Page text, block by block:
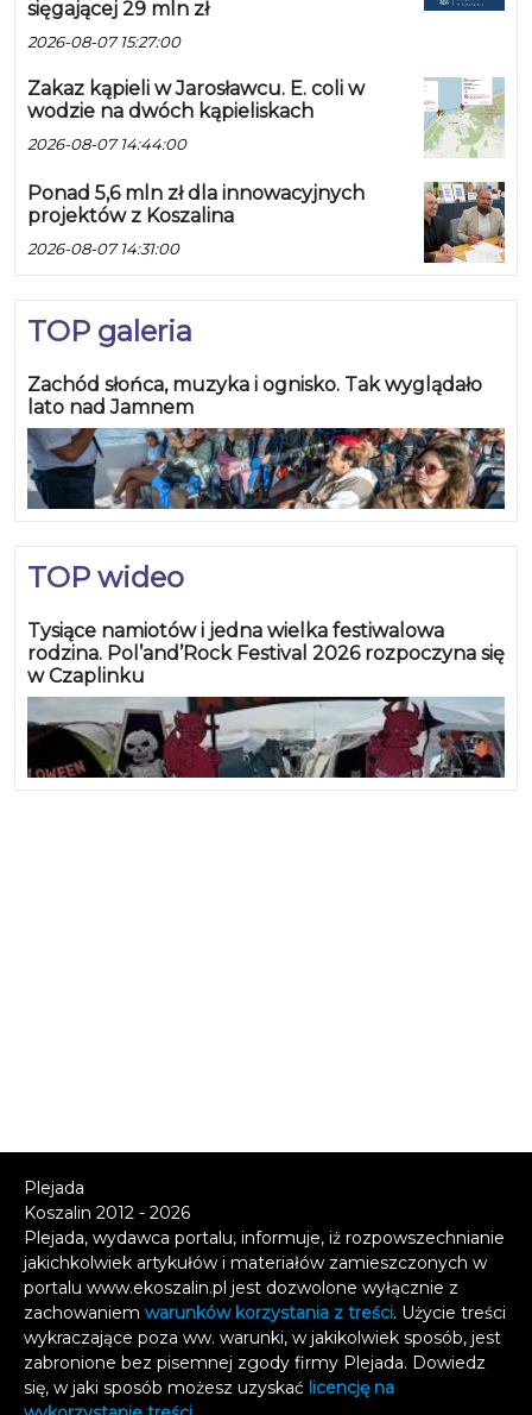
sięgającej 29 mln zł
2026-08-07 15:27:00
Zakaz kąpieli w Jarosławcu. E. coli w
wodzie na dwóch kąpieliskach
2026-08-07 14:44:00
Ponad 5,6 mln zł dla innowacyjnych
projektów z Koszalina
2026-08-07 14:31:00
TOP galeria
Zachód słońca, muzyka i ognisko. Tak wyglądało
lato nad Jamnem
TOP wideo
Tysiące namiotów i jedna wielka festiwalowa
rodzina. Pol’and’Rock Festival 2026 rozpoczyna się
w Czaplinku
Plejada
Koszalin 2012 - 2026
Plejada, wydawca portalu, informuje, iż rozpowszechnianie
jakichkolwiek artykułów i materiałów zamieszczonych w
portalu www.ekoszalin.pl jest dozwolone wyłącznie z
zachowaniem warunków korzystania z treści. Użycie treści
wykraczające poza ww. warunki, w jakikolwiek sposób, jest
zabronione bez pisemnej zgody firmy Plejada. Dowiedz
się, w jaki sposób możesz uzyskać licencję na